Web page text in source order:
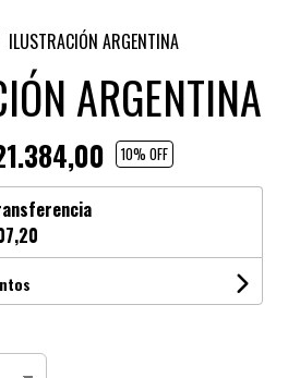
ILUSTRACIÓN ARGENTINA
ARGENTINA
10% OFF